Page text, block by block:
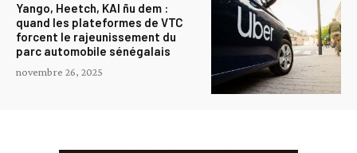
Yango, Heetch, KAI ñu dem :
quand les plateformes de VTC
forcent le rajeunissement du
parc automobile sénégalais
novembre 26, 2025